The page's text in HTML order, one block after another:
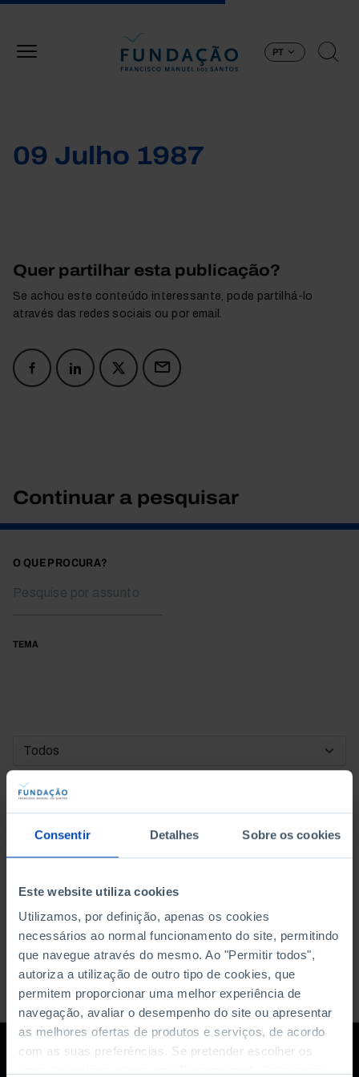
Consentir Detalhes Sobre os cookies
Este website utiliza cookies
Utilizamos, por definição, apenas os cookies
necessários ao normal funcionamento do site, permitindo
que navegue através do mesmo. Ao "Permitir todos",
autoriza a utilização de outro tipo de cookies, que
permitem proporcionar uma melhor experiência de
navegação, avaliar o desempenho do site ou apresentar
as melhores ofertas de produtos e serviços, de acordo
com as suas preferências. Se pretender escolher os
PT
09 Julho 1987
Quer partilhar esta publicação?
Se achou este conteúdo interessante, pode partilhá-lo
através das redes sociais ou por email.
Continuar a pesquisar
O QUE PROCURA?
TEMA
DATA DE INÍCIO
DATA DE FIM